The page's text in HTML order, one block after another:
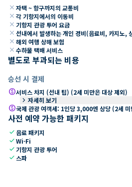
close 자택 ~ 항구까지의 교통비
close 각 기항지에서의 이동비
close 기항지 관광 투어 요금
close 선내에서 발생하는 개인 경비(음료비, 카지노,
close 해외 여행 상해 보험
close 수하물 택배 서비스
별도로 부과되는 비용
승선 시 결제
paid서비스 차지 (선내 팁) (2세 미만은 대상 제외)
keyboard_arrow_right 자세히 보기
paid국제 관광 여객세: 1인당 3,000엔 상당 (2세
사전 예약 가능한 패키지
check 음료 패키지
checkWi-Fi
check 기항지 관광 투어
check 스파